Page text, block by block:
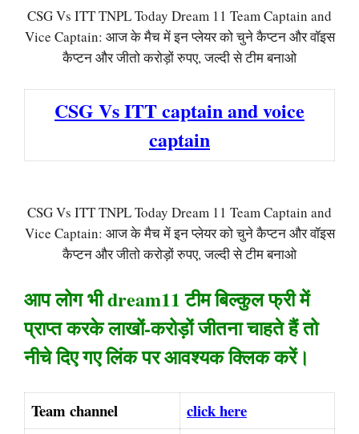
CSG Vs ITT TNPL Today Dream 11 Team Captain and
Vice Captain: आज के मैच में इन प्लेयर को चुने कैप्टन और वॉइस
कैप्टन और जीतो करोड़ों रुपए, जल्दी से टीम बनाओ
CSG Vs ITT captain and voice
captain
CSG Vs ITT TNPL Today Dream 11 Team Captain and
Vice Captain: आज के मैच में इन प्लेयर को चुने कैप्टन और वॉइस
कैप्टन और जीतो करोड़ों रुपए, जल्दी से टीम बनाओ
आप लोग भी dream11 टीम बिल्कुल फ्री में
प्राप्त करके लाखों-करोड़ों जीतना चाहते हैं तो
नीचे दिए गए लिंक पर आवश्यक क्लिक करें।
Team channel
click here